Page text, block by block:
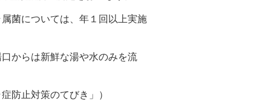
菌については、年１回以上実施
からは新鮮な湯や水のみを流
防止対策のてびき」）